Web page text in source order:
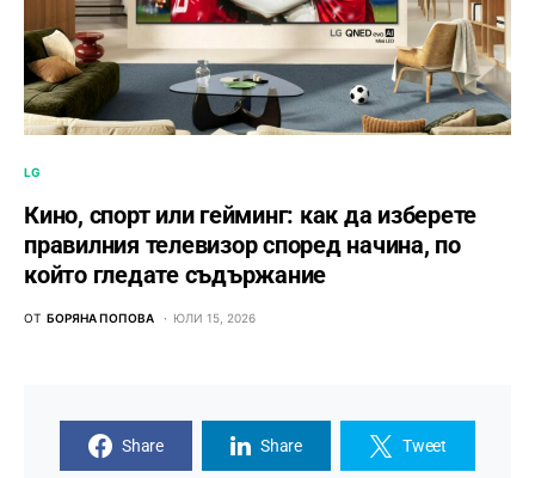
LG
Кино, спорт или гейминг: как да изберете
правилния телевизор според начина, по
който гледате съдържание
ОТ БОРЯНА ПОПОВА ЮЛИ 15, 2026
Share Share Tweet